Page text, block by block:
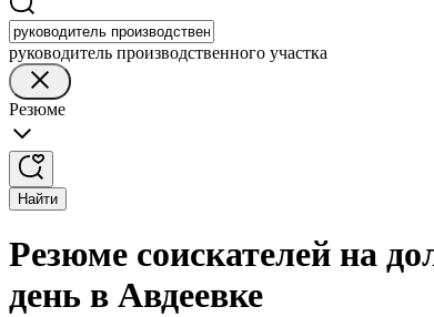
руководитель производственного участка
Резюме
Найти
Резюме соискателей на
день в Авдеевке